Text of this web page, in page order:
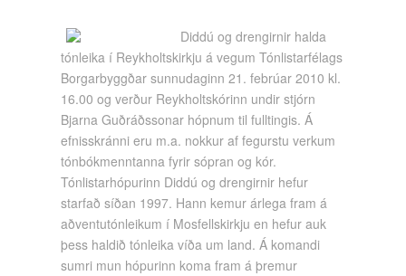
Diddú og drengirnir halda
tónleika í Reykholtskirkju á vegum Tónlistarfélags
Borgarbyggðar sunnudaginn 21. febrúar 2010 kl.
16.00 og verður Reykholtskórinn undir stjórn
Bjarna Guðráðssonar hópnum til fulltingis. Á
efnisskránni eru m.a. nokkur af fegurstu verkum
tónbókmenntanna fyrir sópran og kór.
Tónlistarhópurinn Diddú og drengirnir hefur
starfað síðan 1997. Hann kemur árlega fram á
aðventutónleikum í Mosfellskirkju en hefur auk
þess haldið tónleika víða um land. Á komandi
sumri mun hópurinn koma fram á þremur